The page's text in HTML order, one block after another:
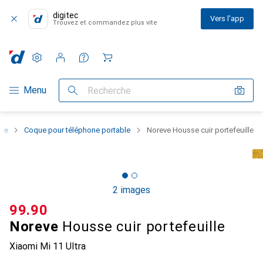
digitec
Trouvez et commandez plus vite Vers l'app
Navigation par catégorie
Menu Recherche
Paramètres
Compte client
Listes de comparaison
Listes d'envies
Panier
Coque pour téléphone portable Noreve Housse cuir portefeuille
2 images
Noreve Housse cuir portefeuille
Xiaomi Mi 11 Ultra
CHF
99.90